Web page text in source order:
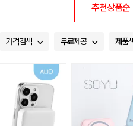
추천상품순
가격검색 무료제공 제품